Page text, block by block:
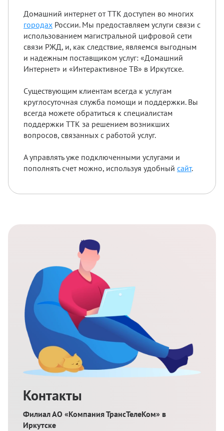
Домашний интернет от ТТК доступен во многих
городах России. Мы предоставляем услуги связи с
использованием магистральной цифровой сети
связи РЖД, и, как следствие, являемся выгодным
и надежным поставщиком услуг: «Домашний
Интернет» и «Интерактивное ТВ» в Иркутске.
Существующим клиентам всегда к услугам
круглосуточная служба помощи и поддержки. Вы
всегда можете обратиться к специалистам
поддержки ТТК за решением возникших
вопросов, связанных с работой услуг.
А управлять уже подключенными услугами и
пополнять счет можно, используя удобный сайт.
Контакты
Филиал АО «Компания ТрансТелеКом» в
Иркутске